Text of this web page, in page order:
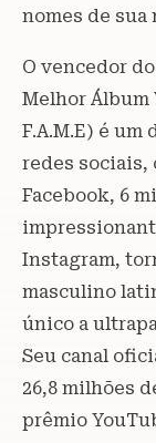
nomes de sua
O vencedor
Melhor Álbum
F.A.M.E) é
redes sociais,
Facebook, 6
Instagram,
masculino
único a
Seu canal
26,8 milhões
prêmio